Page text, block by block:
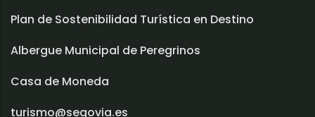
Plan de Sostenibilidad Turística en Destino
Albergue Municipal de Peregrinos
Casa de Moneda
turismo@segovia.es